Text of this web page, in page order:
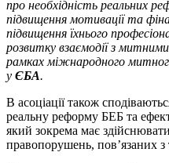
про необхідність реальних
підвищення мотивації та
підвищення їхнього
розвитку взаємодії з
рамках міжнародного
у ЄБА.
В асоціації також
реальну реформу БЕБ та
який зокрема має
правопорушень, пов’язаних